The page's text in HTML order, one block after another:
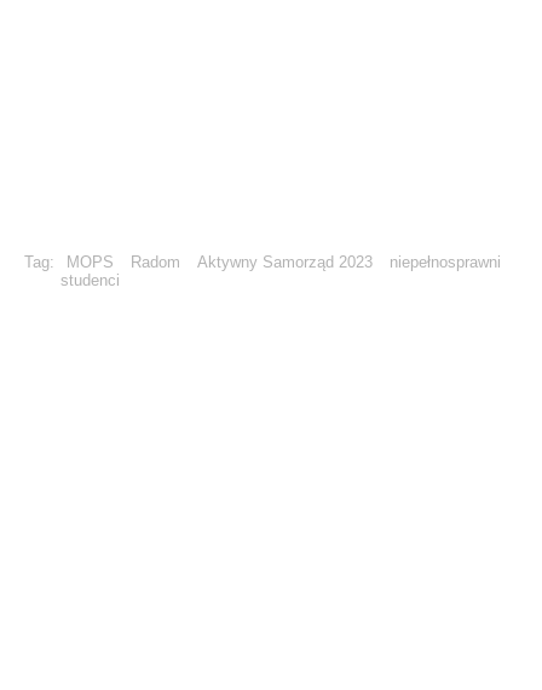
Tag: MOPS Radom Aktywny Samorząd 2023
niepełnosprawni
studenci